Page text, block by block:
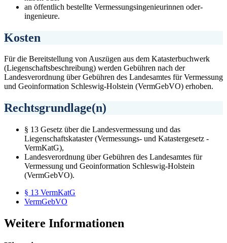
an öffentlich bestellte Vermessungsingenieurinnen oder-
ingenieure.
Kosten
Für die Bereitstellung von Auszügen aus dem Katasterbuchwerk
(Liegenschaftsbeschreibung) werden Gebühren nach der
Landesverordnung über Gebühren des Landesamtes für Vermessung
und Geoinformation Schleswig-Holstein (VermGebVO) erhoben.
Rechtsgrundlage(n)
§ 13 Gesetz über die Landesvermessung und das
Liegenschaftskataster (Vermessungs- und Katastergesetz -
VermKatG),
Landesverordnung über Gebühren des Landesamtes für
Vermessung und Geoinformation Schleswig-Holstein
(VermGebVO).
§ 13 VermKatG
VermGebVO
Weitere Informationen